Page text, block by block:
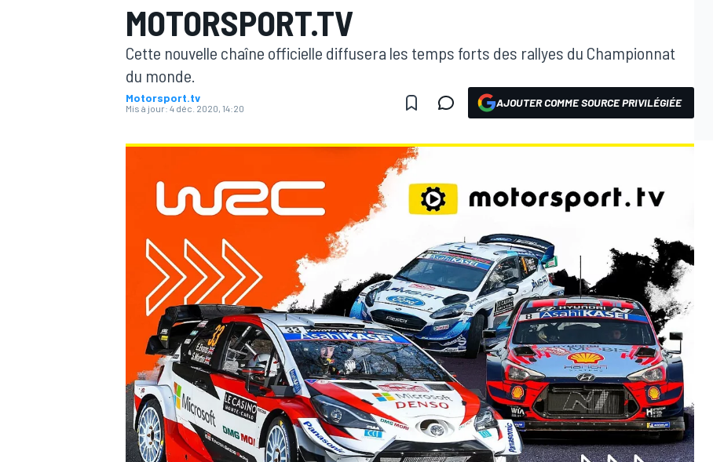
WRC
MOTORSPORT.TV
Cette nouvelle chaîne officielle diffusera les temps forts des rallyes du Championnat
du monde.
Motorsport.tv
Mis à jour: 4 déc. 2020, 14:20 AJOUTER COMME SOURCE PRIVILÉGIÉE